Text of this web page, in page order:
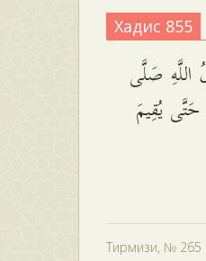
Хадис 855
صَلَّى
يُقِيمَ
Тирмизи, № 265